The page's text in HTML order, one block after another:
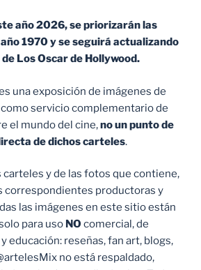
año 2026, se priorizarán las
1970 y se seguirá actualizando
Los Oscar de Hollywood.
una exposición de imágenes de
servicio complementario de
el mundo del cine,no un punto de
de dichos carteles.
carteles y de las fotos que contiene,
correspondientes productoras y
las imágenes en este sitio están
para uso NO comercial, de
educación: reseñas, fan art, blogs,
no está respaldado,